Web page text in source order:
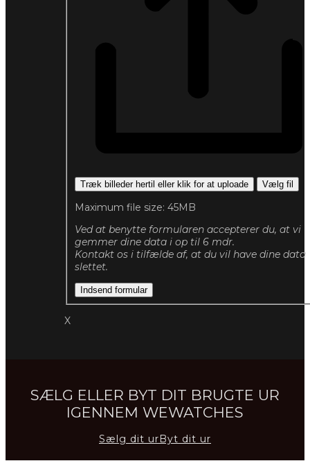
Træk billeder hertil eller klik for at uploade Vælg fil
Maximum file size: 45MB
Ved at benytte formularen accepterer du, at vi
gemmer dine data i op til 6 mdr.
Kontakt os i tilfælde af, at du vil have dine data
slettet.
Indsend formular
X
SÆLG ELLER BYT DIT BRUGTE UR
IGENNEM WEWATCHES
Sælg dit urByt dit ur